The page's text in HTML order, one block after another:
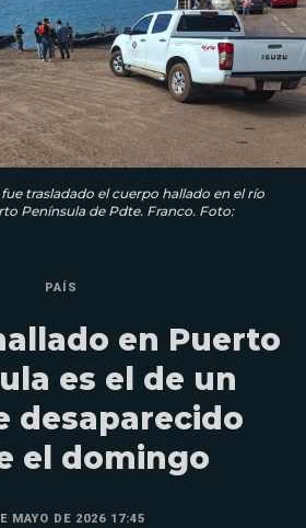
trasladado el cuerpo hallado en el río
Península de Pdte. Franco. Foto:
PAÍS
en Puerto
es el de un
desaparecido
el domingo
MAYO DE 2026 17:45